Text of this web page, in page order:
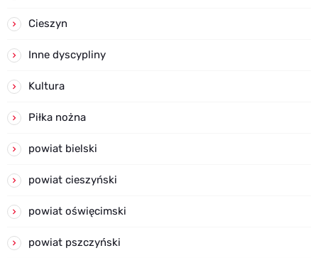
Cieszyn
Inne dyscypliny
Kultura
Piłka nożna
powiat bielski
powiat cieszyński
powiat oświęcimski
powiat pszczyński